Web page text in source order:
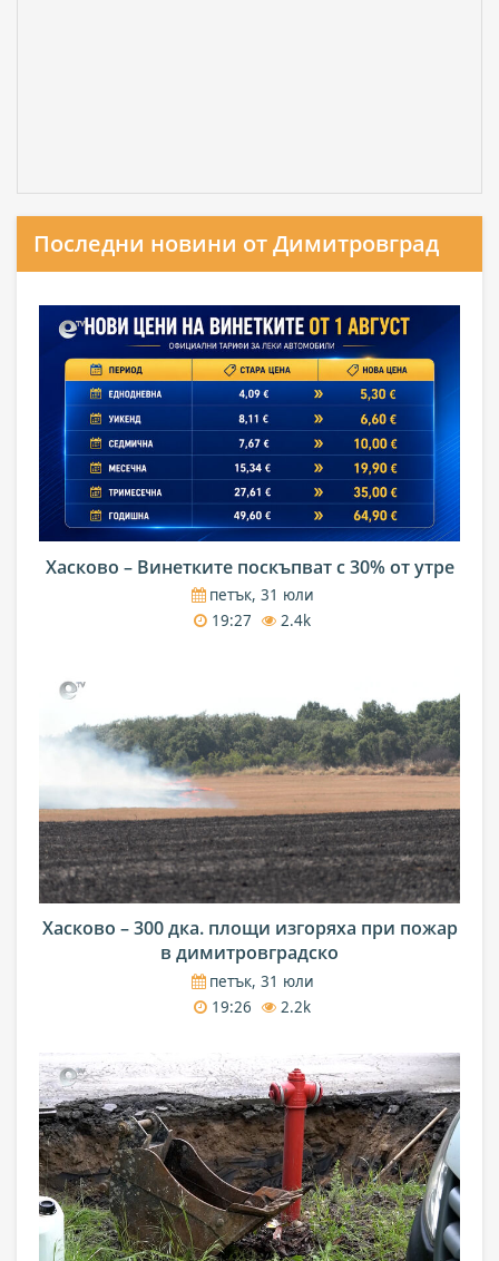
Последни новини от Димитровград
Хасково – Винетките поскъпват с 30% от утре
петък, 31 юли
19:27
2.4k
Хасково – 300 дка. площи изгоряха при пожар
в димитровградско
петък, 31 юли
19:26
2.2k